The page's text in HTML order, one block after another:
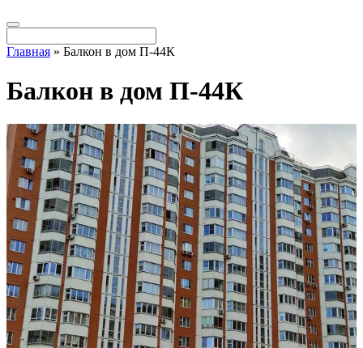
Главная » Балкон в дом П-44К
Балкон в дом П-44К